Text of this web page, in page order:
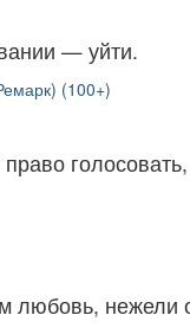
— уйти.
(100+)
любовь, нежели